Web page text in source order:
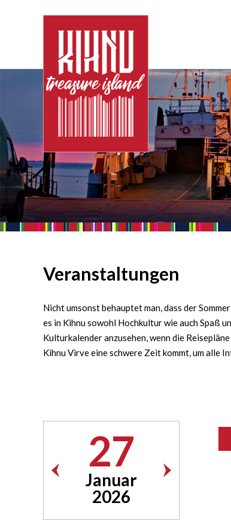
Veranstaltungen
Nicht umsonst behauptet man, dass der
es in Kihnu sowohl Hochkultur wie auch Spaß
Kulturkalender anzusehen, wenn die
Kihnu Virve eine schwere Zeit kommt, um alle
27
Januar
2026